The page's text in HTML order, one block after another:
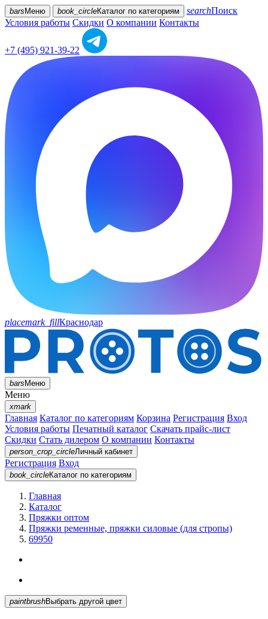
bars Меню book_circleКаталог по категориям searchПоиск
Условия работы Скидки О компании Контакты
+7 (495) 921-39-22
placemark_fillКраснодар
barsМеню
Меню
xmark
Главная Каталог по категориям Корзина Регистрация Вход
Условия работы Печатный каталог Скачать прайс-лист
Скидки Стать дилером О компании Контакты
person_crop_circleЛичный кабинет
Регистрация Вход
book_circleКаталог по категориям
Главная
Каталог
Пряжки оптом
Пряжки ременные, пряжки силовые (для стропы)
69950
paintbrush Выбрать другой цвет